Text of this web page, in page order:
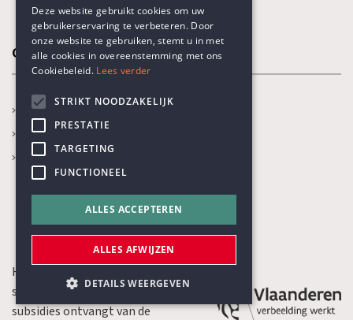
Onze thema's
Jaarthema
Opvoeden en onderwijs
Gezondheidszorg
Het Humanistisch Verbond is een
sociaal-culturele organisatie die
subsidies ontvangt van de
DUTCH
Deze website gebruikt cookies om uw
gebruikerservaring te verbeteren. Door
onze website te gebruiken, stemt u in met
alle cookies in overeenstemming met ons
Cookiebeleid. Lees verder
STRIKT NOODZAKELIJK
PRESTATIE
TARGETING
FUNCTIONEEL
ALLES ACCEPTEREN
ALLES AFWIJZEN
DETAILS WEERGEVEN